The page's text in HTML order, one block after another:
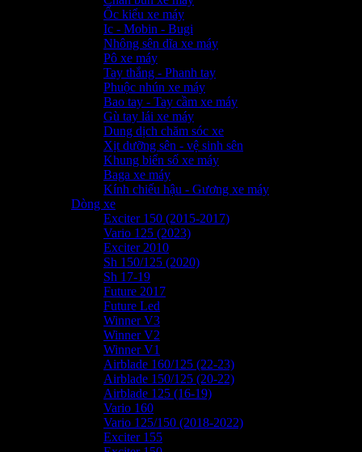
Ốc kiểu xe máy
Ic - Mobin - Bugi
Nhông sên dĩa xe máy
Pô xe máy
Tay thắng - Phanh tay
Phuộc nhún xe máy
Bao tay - Tay cầm xe máy
Gù tay lái xe máy
Dung dịch chăm sóc xe
Xịt dưỡng sên - vệ sinh sên
Khung biển số xe máy
Baga xe máy
Kính chiếu hậu - Gương xe máy
Dòng xe
Exciter 150 (2015-2017)
Vario 125 (2023)
Exciter 2010
Sh 150/125 (2020)
Sh 17-19
Future 2017
Future Led
Winner V3
Winner V2
Winner V1
Airblade 160/125 (22-23)
Airblade 150/125 (20-22)
Airblade 125 (16-19)
Vario 160
Vario 125/150 (2018-2022)
Exciter 155